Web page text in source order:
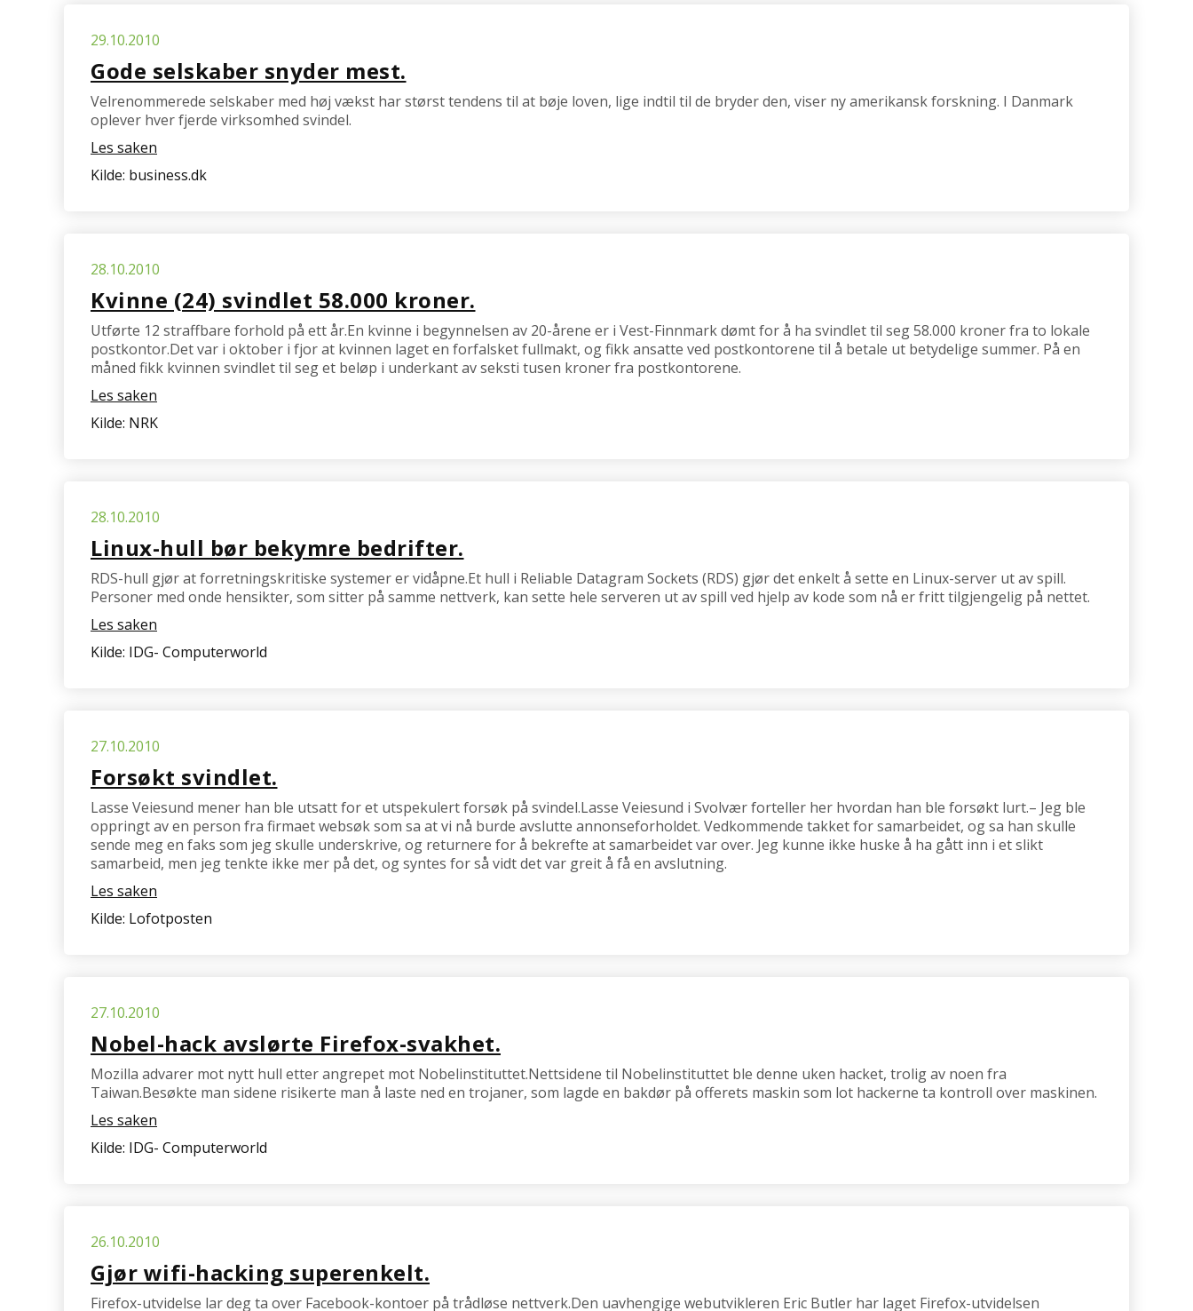
29.10.2010
Gode selskaber snyder mest.
Velrenommerede selskaber med høj vækst har størst tendens til at bøje loven, lige indtil til de bryder den, viser ny amerikansk forskning. I Danmark
oplever hver fjerde virksomhed svindel.
Les saken
Kilde: business.dk
28.10.2010
Kvinne (24) svindlet 58.000 kroner.
Utførte 12 straffbare forhold på ett år.En kvinne i begynnelsen av 20-årene er i Vest-Finnmark dømt for å ha svindlet til seg 58.000 kroner fra to lokale
postkontor.Det var i oktober i fjor at kvinnen laget en forfalsket fullmakt, og fikk ansatte ved postkontorene til å betale ut betydelige summer. På en
måned fikk kvinnen svindlet til seg et beløp i underkant av seksti tusen kroner fra postkontorene.
Les saken
Kilde: NRK
28.10.2010
Linux-hull bør bekymre bedrifter.
RDS-hull gjør at forretningskritiske systemer er vidåpne.Et hull i Reliable Datagram Sockets (RDS) gjør det enkelt å sette en Linux-server ut av spill.
Personer med onde hensikter, som sitter på samme nettverk, kan sette hele serveren ut av spill ved hjelp av kode som nå er fritt tilgjengelig på nettet.
Les saken
Kilde: IDG- Computerworld
27.10.2010
Forsøkt svindlet.
Lasse Veiesund mener han ble utsatt for et utspekulert forsøk på svindel.Lasse Veiesund i Svolvær forteller her hvordan han ble forsøkt lurt.– Jeg ble
oppringt av en person fra firmaet websøk som sa at vi nå burde avslutte annonseforholdet. Vedkommende takket for samarbeidet, og sa han skulle
sende meg en faks som jeg skulle underskrive, og returnere for å bekrefte at samarbeidet var over. Jeg kunne ikke huske å ha gått inn i et slikt
samarbeid, men jeg tenkte ikke mer på det, og syntes for så vidt det var greit å få en avslutning.
Les saken
Kilde: Lofotposten
27.10.2010
Nobel-hack avslørte Firefox-svakhet.
Mozilla advarer mot nytt hull etter angrepet mot Nobelinstituttet.Nettsidene til Nobelinstituttet ble denne uken hacket, trolig av noen fra
Taiwan.Besøkte man sidene risikerte man å laste ned en trojaner, som lagde en bakdør på offerets maskin som lot hackerne ta kontroll over maskinen.
Les saken
Kilde: IDG- Computerworld
26.10.2010
Gjør wifi-hacking superenkelt.
Firefox-utvidelse lar deg ta over Facebook-kontoer på trådløse nettverk.Den uavhengige webutvikleren Eric Butler har laget Firefox-utvidelsen